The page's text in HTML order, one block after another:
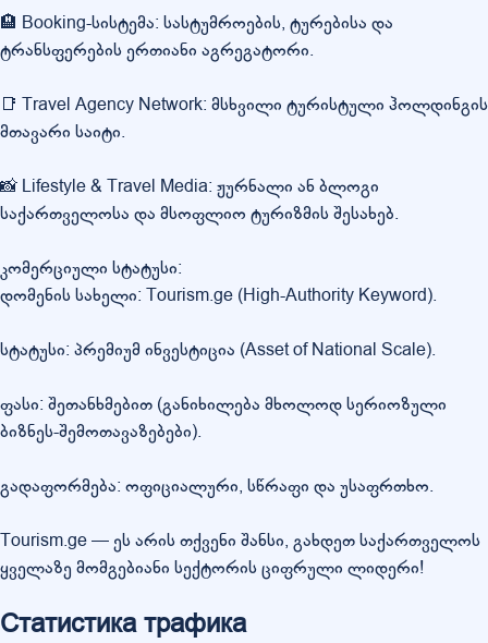
🏨 Booking-სისტემა: სასტუმროების, ტურებისა და
ტრანსფერების ერთიანი აგრეგატორი.
📑 Travel Agency Network: მსხვილი ტურისტული ჰოლდინგის
მთავარი საიტი.
📸 Lifestyle & Travel Media: ჟურნალი ან ბლოგი
საქართველოსა და მსოფლიო ტურიზმის შესახებ.
კომერციული სტატუსი:
დომენის სახელი: Tourism.ge (High-Authority Keyword).
სტატუსი: პრემიუმ ინვესტიცია (Asset of National Scale).
ფასი: შეთანხმებით (განიხილება მხოლოდ სერიოზული
ბიზნეს-შემოთავაზებები).
გადაფორმება: ოფიციალური, სწრაფი და უსაფრთხო.
Tourism.ge — ეს არის თქვენი შანსი, გახდეთ საქართველოს
ყველაზე მომგებიანი სექტორის ციფრული ლიდერი!
Статистика трафика